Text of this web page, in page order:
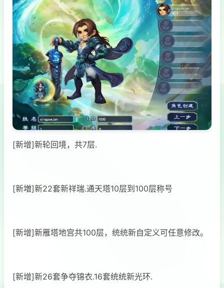
[新增]新轮回境，共7层.
[新増]新22套新祥瑞.通天塔10层到100层称号
[新增]新雁塔地宫共100层，统统新自定义可任意修改。
[新增]新26套争夺锦衣.16套统统新光环.